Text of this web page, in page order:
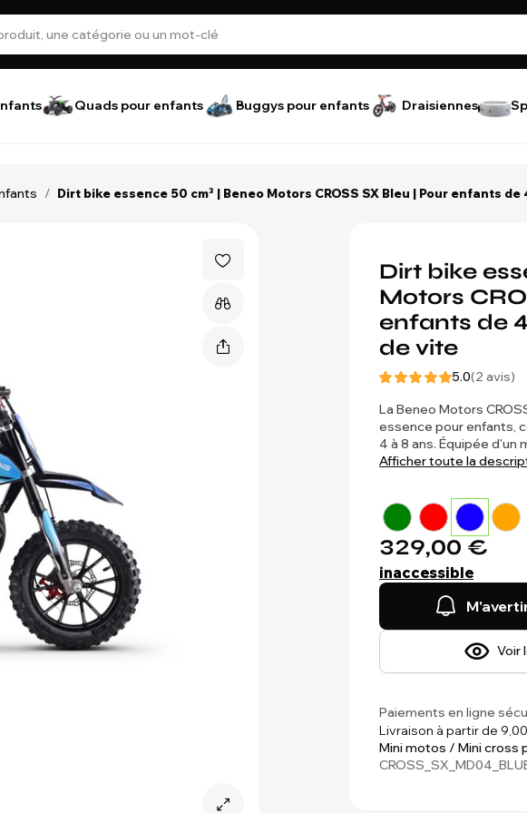
Quads pour enfants Buggys pour enfants Draisiennes
/ Dirt bike essence 50 cm³ | Beneo Motors CROSS SX Bleu | Pour enfants
Dirt bike
Motors
enfants de
de vite
5.0(2 avis)
La Beneo Motors
essence pour enfants,
4 à 8 ans. Équipée
Afficher toute la
329,00 €
inaccessible
Voir
Paiements en ligne
Livraison à partir de
Mini motos / Mini cross